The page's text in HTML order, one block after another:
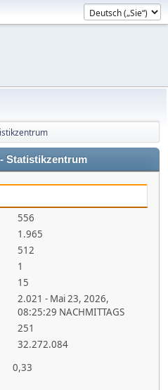
Statistikzentrum
556
1.965
512
1
15
2.021 - Mai 23, 2026,
08:25:29 NACHMITTAGS
251
32.272.084
0,33